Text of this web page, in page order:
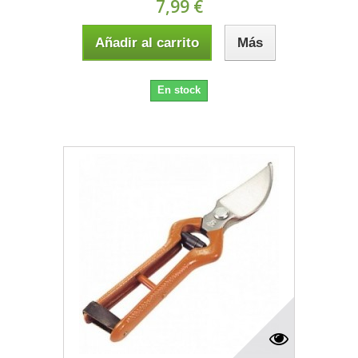
7,99 €
Añadir al carrito Más
En stock